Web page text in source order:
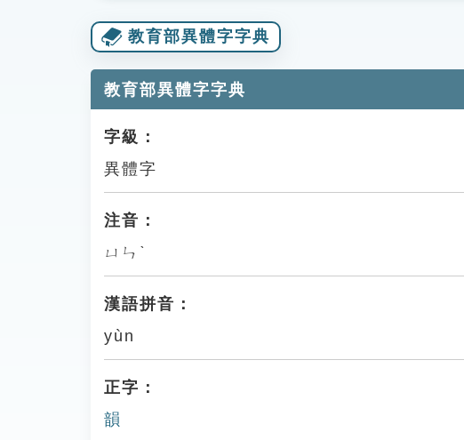
教育部異體字字典
教育部異體字字典
字級：
異體字
注音：
ㄩㄣˋ
漢語拼音：
yùn
正字：
韻